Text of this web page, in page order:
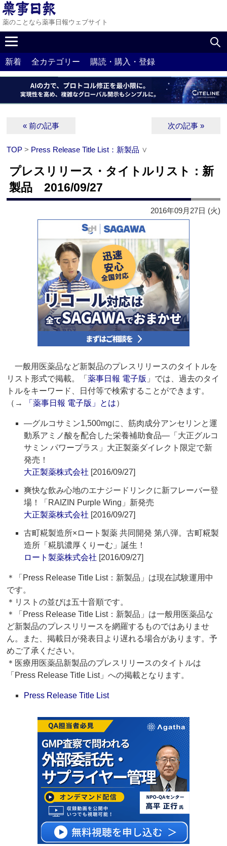
薬のことなら薬事日報ウェブサイト
新着 全カテゴリー 購読・購入・登録
« 前の記事 次の記事 »
TOP > Press Release Title List：新製品 ∨
プレスリリース・タイトルリスト：新
製品 2016/09/27
2016年09月27日 (火)
一般用医薬品など新製品のプレスリリースのタイトルを
リスト形式で掲載。「薬事日報 電子版 」では、過去のタイ
トルをキーワード、日付等で検索することができます。
（→
「薬事日報 電子版」とは）
―グルコサミン1,500mgに、筋肉成分アンセリンと運
動系アミノ酸を配合した栄養補助食品―「大正グルコ
サミン パワープラス」大正製薬ダイレクト限定で新
発売！
大正製薬株式会社 [2016/09/27]
爽快な飲み心地のエナジードリンクに新フレーバー登
場！「RAIZIN Purple Wing」新発売
大正製薬株式会社 [2016/09/27]
古町糀製造所×ロート製薬 共同開発 第八弾。古町糀製
造所「糀肌濃厚くりーむ」誕生！
ロート製薬株式会社 [2016/09/27]
＊「Press Release Title List：新製品」は現在試験運用中
です。
＊リストの並びは五十音順です。
＊「Press Release Title List：新製品」は一般用医薬品な
ど新製品のプレスリリースを網羅するものではありませ
ん。また、掲載日が発表日より遅れる場合があります。予
めご了承ください。
＊医療用医薬品新製品のプレスリリースのタイトルは
「Press Release Title List」への掲載となります。
Press Release Title List